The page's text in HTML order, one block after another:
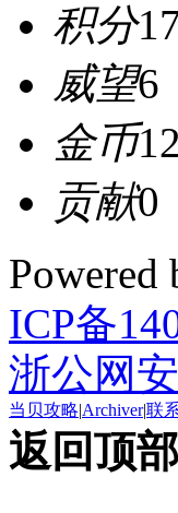
积分
威望6
金币12
贡献0
ICP备
浙公网
当贝攻略|Archiver|联
返回顶部